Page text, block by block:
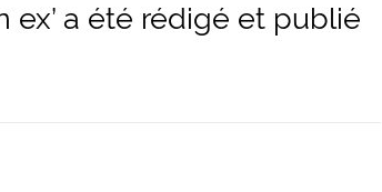
ex’ a été rédigé et publié